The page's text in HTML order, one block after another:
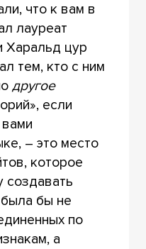
что к вам в
лауреат
Харальд цур
тем, кто с ним
другое
если
– это место
которое
создавать
бы не
по
а